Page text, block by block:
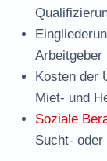
Arbeitgeber
Kosten der
Miet- und
Soziale
Sucht- oder